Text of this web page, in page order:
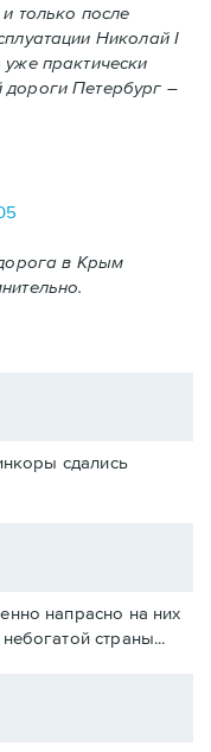
только после
Николай I
уже практически
Петербург –
в Крым
сдались
напрасно на них
страны...